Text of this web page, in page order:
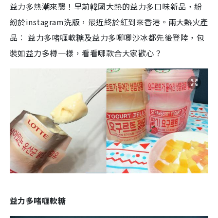
益力多熱潮來襲！早前韓國大熱的益力多口味新品，紛
紛於instagram洗版，最近終於紅到來香港。兩大熱火產
品︰ 益力多啫喱軟糖及益力多唧唧沙冰都先後登陸，包
裝如益力多樽一樣，看看哪款合大家歡心？
益力多啫喱軟糖